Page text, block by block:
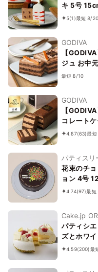
キ 5号
5(1)最短 8/20
GODIVA
【
ジュ お中
最短 8/10
GODIVA
【
コレート
4.87(63)最
パティスリ
花束のチ
ョン 4号
4.74(97)最短
Cake.jp
パティシ
ズとホワ
Festin（ル
4.59(200)最